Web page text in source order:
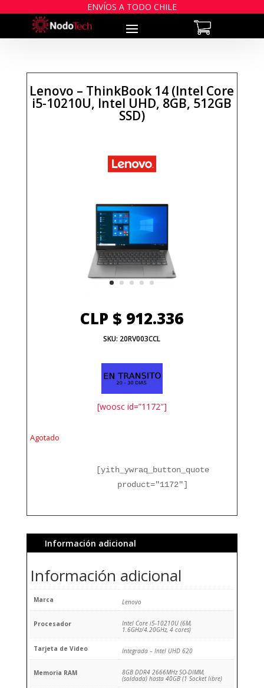
ENVÍOS A TODO CHILE
Lenovo – ThinkBook 14 (Intel Core
i5-10210U, Intel UHD, 8GB, 512GB
SSD)
CLP $ 912.336
SKU: 20RV003CCL
[woosc id=”1172″]
Agotado
[yith_ywraq_button_quote
product="1172"]
Información adicional
Información adicional
Marca Lenovo
Procesador Intel Core i5-10210U (6M,
1.6GHz/4.20GHz, 4 cores)
Tarjeta de Video Integrada – Intel UHD 620
Memoria RAM 8GB DDR4 2666MHz SO-DIMM,
(soldada) hasta 40GB (1 Socket libre)